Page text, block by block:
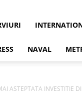
NAVAL
ASTEPTATA INVESTITIE